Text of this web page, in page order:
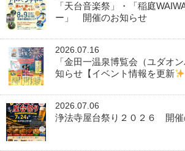
「天台音楽祭」・「稲庭
ー」 開催のお知らせ
2026.07.16
「金田一温泉博覧会（ユダオ
知らせ【イベント情報を更新
2026.07.06
浄法寺屋台祭り２０２６ 開催